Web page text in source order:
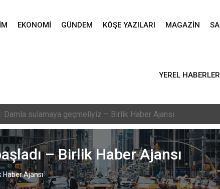
EKONOMI GÜNDEM KÖŞE YAZILARI MAGAZIN
YEREL HABERLER
i Nebi programı düzenlendi – Birlik Haber Ajansı
– Birlik Haber Ajansı
Ajansı